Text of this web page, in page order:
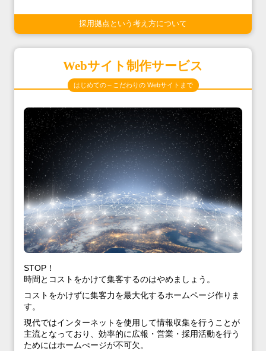
採用拠点という考え方について
Webサイト制作サービス
はじめての～こだわりの Webサイトまで
STOP！
時間とコストをかけて集客するのはやめましょう。
コストをかけずに集客力を最大化するホームページ作りま
す。
現代ではインターネットを使用して情報収集を行うことが
主流となっており、効率的に広報・営業・採用活動を行う
ためにはホームぺージが不可欠。